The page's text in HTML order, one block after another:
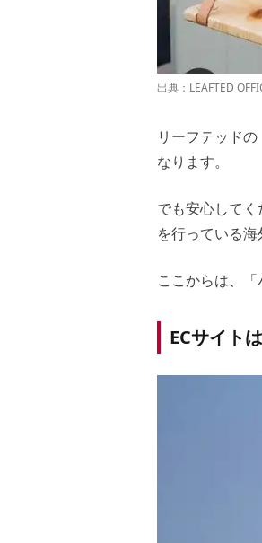
出典： LEAFTED
リーフテッド
なります。
でも安心して
を行っている海
ここからは、
ECサイト